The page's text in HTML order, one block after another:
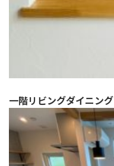
一階リビングダイニング